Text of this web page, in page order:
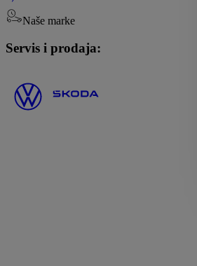
Naše marke
Servis i prodaja: